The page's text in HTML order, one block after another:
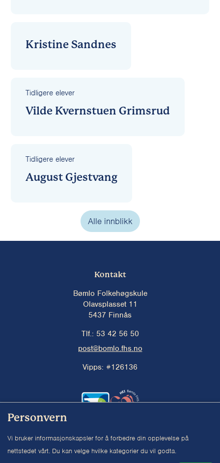
Kristine Sandnes
Tidligere elever
Vilde Kvernstuen Grimsrud
Tidligere elever
August Gjestvang
Alle innblikk
Kontakt
Bømlo Folkehøgskule
Olavsplasset 11
5437 Finnås
Tlf.: 53 42 56 50
post@bomlo.fhs.no
Vipps: #126136
Personvernsinstillinger
Salgsbetingelser
Personvern
Vi bruker informasjonskapsler for å forbedre din opplevelse på
nettstedet vårt. Du kan velge hvilke kategorier du vil godta.